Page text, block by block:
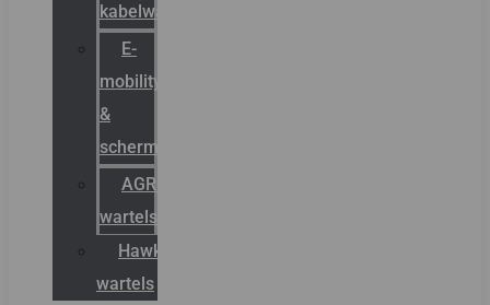
kabelwartels
E-
mobility
&
schermstromen
AGRO
wartels
Hawke
wartels